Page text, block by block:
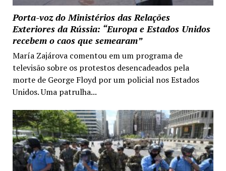
Porta-voz do Ministérios das Relações
Exteriores da Rússia: “Europa e Estados Unidos
recebem o caos que semearam”
María Zajárova comentou em um programa de
televisão sobre os protestos desencadeados pela
morte de George Floyd por um policial nos Estados
Unidos. Uma patrulha...